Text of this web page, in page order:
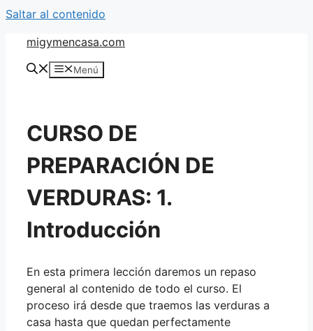
Saltar al contenido
migymencasa.com
Menú
CURSO DE
PREPARACIÓN DE
VERDURAS: 1.
Introducción
En esta primera lección daremos un repaso
general al contenido de todo el curso. El
proceso irá desde que traemos las verduras a
casa hasta que quedan perfectamente